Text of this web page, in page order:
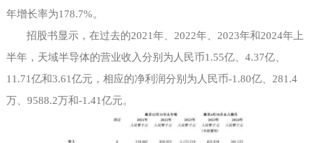
年增长率为178.7%。
招股书显示，在过去的2021年、2022年、2023年和2024年上
半年，天域半导体的营业收入分别为人民币1.55亿、4.37亿、
11.71亿和3.61亿元，相应的净利润分别为人民币-1.80亿、281.4
万、9588.2万和-1.41亿元。